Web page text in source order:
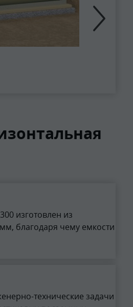
изготовлен из
благодаря чему емкости
технические задачи